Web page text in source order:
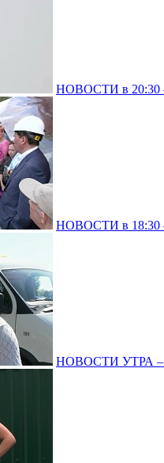
НОВОСТИ в 20:30 –
НОВОСТИ в 18:30 –
НОВОСТИ УТРА –